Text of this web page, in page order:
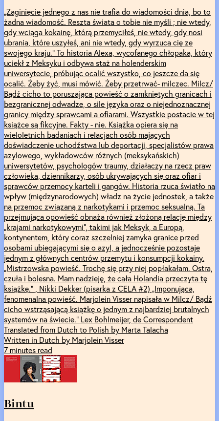
„Zaginięcie jednego z nas nie trafia do wiadomości dnia, bo to
żadna wiadomość. Reszta świata o tobie nie myśli ; nie wtedy,
gdy wciąga kokainę, którą przemyciłeś, nie wtedy, gdy nosi
ubrania, które uszyłeś, ani nie wtedy, gdy wyrzuca cię ze
swojego kraju.” To historia Alexa, wycofanego chłopaka, który
uciekł z Meksyku i odbywa staż na holenderskim
uniwersytecie, próbując ocalić wszystko, co jeszcze da się
ocalić. Żeby żyć, musi mówić. Żeby przetrwać- milczec. Milcz/
Bądź cicho to poruszająca powieść o zamkniętych granicach i
bezgranicznej odwadze, o sile języka oraz o niejednoznacznej
granicy między sprawcami a ofiarami. Wszystkie postacie w tej
książce są fikcyjne. Fakty - nie. Książka opiera się na
wieloletnich badaniach i relacjach osób mających
doświadczenie uchodźstwa lub deportacji, specjalistów prawa
azylowego, wykładowców różnych (meksykańskich)
uniwersytetów, psychologów traumy, działaczy na rzecz praw
człowieka, dziennikarzy, osób ukrywających się oraz ofiar i
sprawców przemocy karteli i gangów. Historia rzuca światło na
wpływ (międzynarodowych) władz na życie jednostek, a także
na przemoc związaną z narkotykami i przemoc seksualną. Ta
przejmująca opowieść obnaża również złożoną relację między
„krajami narkotykowymi”, takimi jak Meksyk, a Europą,
kontynentem, który coraz szczelniej zamyka granice przed
osobami ubiegającymi się o azyl, a jednocześnie pozostaje
jednym z głównych centrów przemytu i konsumpcji kokainy.
„Mistrzowska powieść. Trochę się przy niej popłakałam. Ostra,
czuła i bolesna. Mam nadzieję, że cała Holandia przeczyta tę
książkę.” , Nikki Dekker (pisarka z CELA #2) „Imponująca,
fenomenalna powieść. Marjolein Visser napisała w Milcz/ Bądź
cicho wstrząsającą książkę o jednym z najbardziej brutalnych
systemów na świecie.” Lex Bohlmeijer, de Correspondent
Translated from Dutch to Polish by Marta Talacha
Written in Dutch by Marjolein Visser
7 minutes read
Bintu